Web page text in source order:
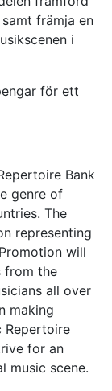
främja en
i
för ett
Bank
genre of
The
representing
will
from the
all over
making
Repertoire
for an
music scene.